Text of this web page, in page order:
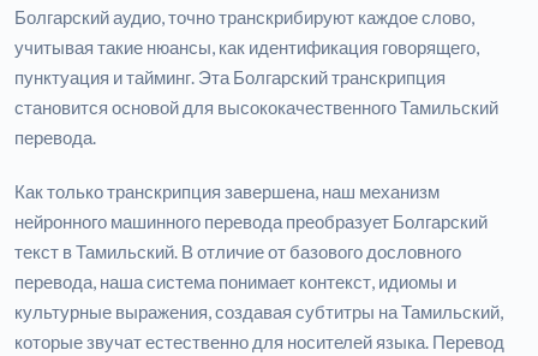
Болгарский аудио, точно транскрибируют каждое слово,
учитывая такие нюансы, как идентификация говорящего,
пунктуация и тайминг. Эта Болгарский транскрипция
становится основой для высококачественного Тамильский
перевода.
Как только транскрипция завершена, наш механизм
нейронного машинного перевода преобразует Болгарский
текст в Тамильский. В отличие от базового дословного
перевода, наша система понимает контекст, идиомы и
культурные выражения, создавая субтитры на Тамильский,
которые звучат естественно для носителей языка. Перевод